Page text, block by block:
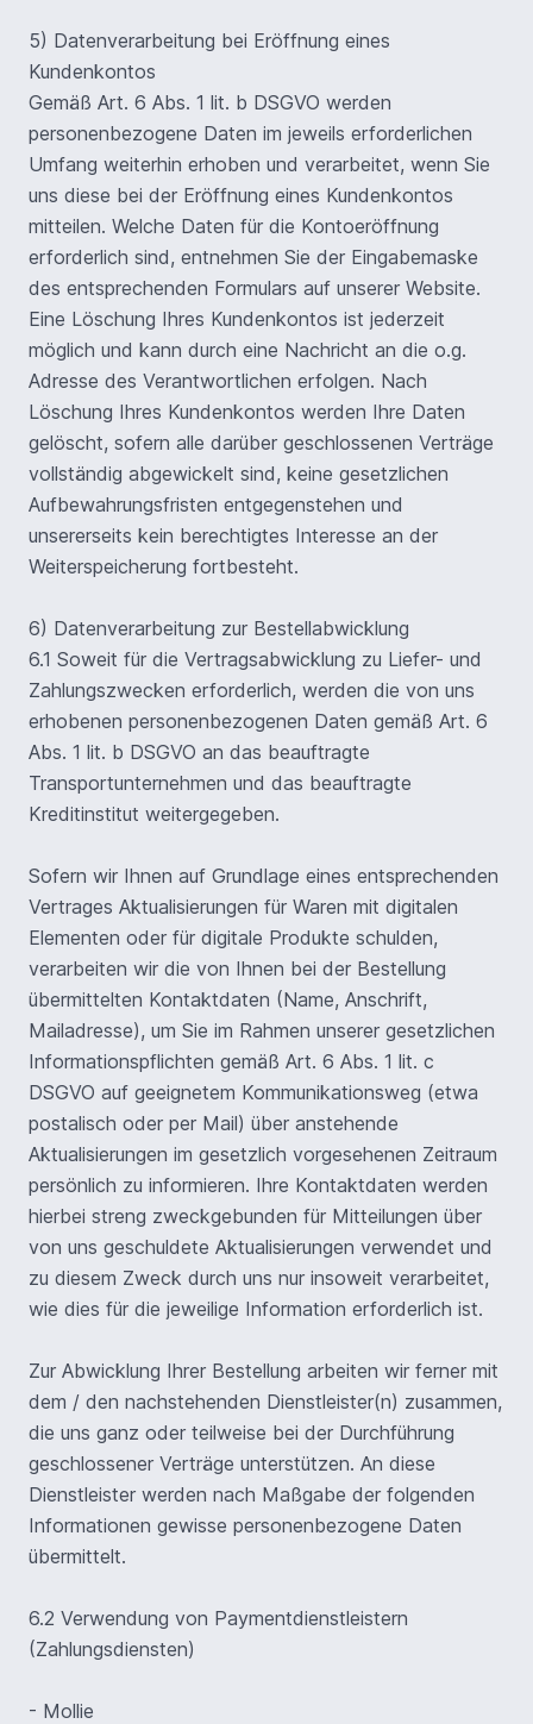
5) Datenverarbeitung bei Eröffnung eines
Kundenkontos
Gemäß Art. 6 Abs. 1 lit. b DSGVO werden
personenbezogene Daten im jeweils erforderlichen
Umfang weiterhin erhoben und verarbeitet, wenn Sie
uns diese bei der Eröffnung eines Kundenkontos
mitteilen. Welche Daten für die Kontoeröffnung
erforderlich sind, entnehmen Sie der Eingabemaske
des entsprechenden Formulars auf unserer Website.
Eine Löschung Ihres Kundenkontos ist jederzeit
möglich und kann durch eine Nachricht an die o.g.
Adresse des Verantwortlichen erfolgen. Nach
Löschung Ihres Kundenkontos werden Ihre Daten
gelöscht, sofern alle darüber geschlossenen Verträge
vollständig abgewickelt sind, keine gesetzlichen
Aufbewahrungsfristen entgegenstehen und
unsererseits kein berechtigtes Interesse an der
Weiterspeicherung fortbesteht.
6) Datenverarbeitung zur Bestellabwicklung
6.1 Soweit für die Vertragsabwicklung zu Liefer- und
Zahlungszwecken erforderlich, werden die von uns
erhobenen personenbezogenen Daten gemäß Art. 6
Abs. 1 lit. b DSGVO an das beauftragte
Transportunternehmen und das beauftragte
Kreditinstitut weitergegeben.
Sofern wir Ihnen auf Grundlage eines entsprechenden
Vertrages Aktualisierungen für Waren mit digitalen
Elementen oder für digitale Produkte schulden,
verarbeiten wir die von Ihnen bei der Bestellung
übermittelten Kontaktdaten (Name, Anschrift,
Mailadresse), um Sie im Rahmen unserer gesetzlichen
Informationspflichten gemäß Art. 6 Abs. 1 lit. c
DSGVO auf geeignetem Kommunikationsweg (etwa
postalisch oder per Mail) über anstehende
Aktualisierungen im gesetzlich vorgesehenen Zeitraum
persönlich zu informieren. Ihre Kontaktdaten werden
hierbei streng zweckgebunden für Mitteilungen über
von uns geschuldete Aktualisierungen verwendet und
zu diesem Zweck durch uns nur insoweit verarbeitet,
wie dies für die jeweilige Information erforderlich ist.
Zur Abwicklung Ihrer Bestellung arbeiten wir ferner mit
dem / den nachstehenden Dienstleister(n) zusammen,
die uns ganz oder teilweise bei der Durchführung
geschlossener Verträge unterstützen. An diese
Dienstleister werden nach Maßgabe der folgenden
Informationen gewisse personenbezogene Daten
übermittelt.
6.2 Verwendung von Paymentdienstleistern
(Zahlungsdiensten)
- Mollie